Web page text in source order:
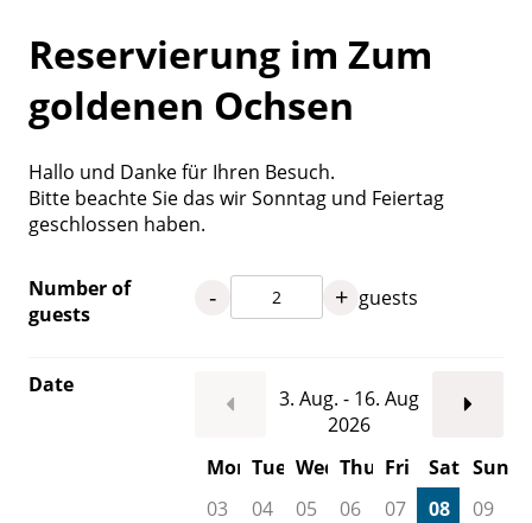
Reservierung im Zum
goldenen Ochsen
Hallo und Danke für Ihren Besuch.
Bitte beachte Sie das wir Sonntag und Feiertag
geschlossen haben.
Number of
guests
- + guests
Date
3. Aug. - 16. Aug
2026
Mon Tue Wed Thu Fri Sat Sun
03
04 05 06 07 08
09